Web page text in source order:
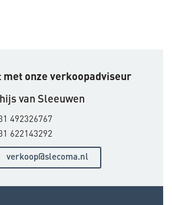
met onze verkoopadviseur
van Sleeuwen
492326767
622143292
verkoop@slecoma.nl